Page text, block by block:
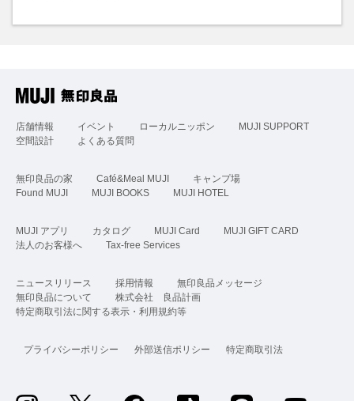
店舗情報 イベント ローカルニッポン
MUJI SUPPORT
空間設計
よくある質問
無印良品の家 Café&Meal MUJI
キャンプ場
Found MUJI
MUJI BOOKS MUJI HOTEL
MUJI アプリ カタログ MUJI Card
MUJI GIFT CARD
法人のお客様へ
Tax-free Services
ニュースリリース 採用情報
無印良品メッセージ
無印良品について
株式会社 良品計画
特定商取引法に関する表示・利用規約等
プライバシーポリシー 外部送信ポリシー 特定商取引法